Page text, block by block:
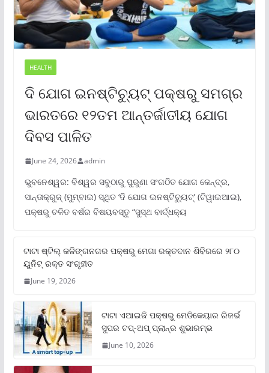
HEALTH
ଦି ଯୋଗ ଇନଷ୍ଟିଚ୍ୟୁଟ୍ ପକ୍ଷରୁ ସମଗ୍ର
ଭାରତରେ ୧୨ତମ ଆନ୍ତର୍ଜାତୀୟ ଯୋଗ
ଦିବସ ପାଳିତ
June 24, 2026 admin
ଭୁବନେଶ୍ୱର: ବିଶ୍ୱର ସବୁଠାରୁ ପୁରୁଣା ସଂଗଠିତ ଯୋଗ କେନ୍ଦ୍ର,
ସାନ୍ତାକ୍ରୁଜ୍ (ମୁମ୍ବାଇ) ସ୍ଥିତ ‘ଦି ଯୋଗ ଇନଷ୍ଟିଚ୍ୟୁଟ୍‌’ (ଟିୱାଇଆଇ),
ପକ୍ଷରୁ ଚଳିତ ବର୍ଷର ବିଷୟବସ୍ତୁ “ସୁସ୍ଥ ବାର୍ଦ୍ଧକ୍ୟ
ଟାଟା ଷ୍ଟିଲ୍‌ କଳିଙ୍ଗନଗର ପକ୍ଷରୁ ମେଗା ରକ୍ତଦାନ ଶିବିରରେ ୨୮୦
ୟୁନିଟ୍‌ ରକ୍ତ ସଂଗୃହୀତ
June 19, 2026
ଟାଟା ଏଆଇଜି ପକ୍ଷରୁ ମେଡିକେୟାର ରିଜର୍ଭ
ସୁପର ଟପ୍‌-ଅପ୍ ପ୍ଲାନ୍‌ର ଶୁଭାରମ୍ଭ
June 10, 2026